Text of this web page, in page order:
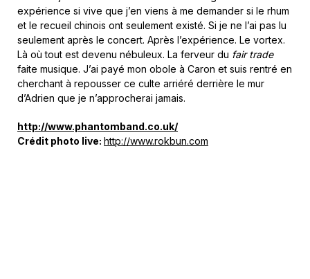
expérience si vive que j’en viens à me demander si le rhum
et le recueil chinois ont seulement existé. Si je ne l’ai pas lu
seulement après le concert. Après l’expérience. Le vortex.
Là où tout est devenu nébuleux. La ferveur du fair trade
faite musique. J’ai payé mon obole à Caron et suis rentré en
cherchant à repousser ce culte arriéré derrière le mur
d’Adrien que je n’approcherai jamais.
http://www.phantomband.co.uk/
Crédit photo live: http://www.rokbun.com